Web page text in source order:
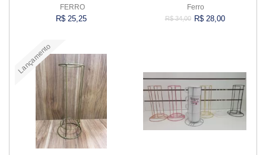
FERRO
R$ 25,25
Ferro
R$ 34,00 R$ 28,00
Lançamento